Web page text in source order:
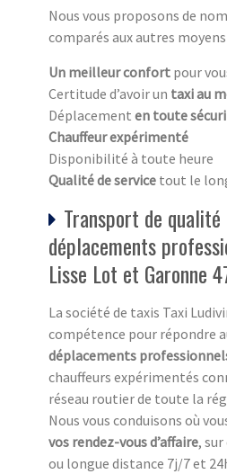
Nous vous proposons de
comparés aux autres
Un meilleur confort pour
Certitude d’avoir un taxi au
Déplacement en toute
Chauffeur expérimenté
Disponibilité à toute heure
Qualité de service tout le
Transport de
déplacements
Lisse Lot et Garonne
La société de taxis Taxi
compétence pour répondre
déplacements
chauffeurs expérimentés
réseau routier de toute la
Nous vous conduisons où
vos rendez-vous d’affaire,
ou longue distance 7j/7 et